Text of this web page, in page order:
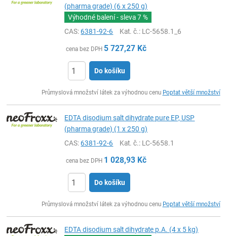
(pharma grade) (6 x 250 g)
Výhodné balení - sleva7 %
CAS:6381-92-6 Kat. č.: LC-5658.1_6
cena bez DPH 5 727,27 Kč
Do košíku
Průmyslová množství látek za výhodnou cenu Poptat větší množství
EDTA disodium salt dihydrate pure EP, USP
(pharma grade) (1 x 250 g)
CAS:6381-92-6 Kat. č.: LC-5658.1
cena bez DPH 1 028,93 Kč
Do košíku
Průmyslová množství látek za výhodnou cenu Poptat větší množství
EDTA disodium salt dihydrate p.A. (4 x 5 kg)